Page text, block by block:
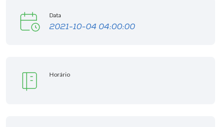
Data
2021-10-04 04:00:00
Horário